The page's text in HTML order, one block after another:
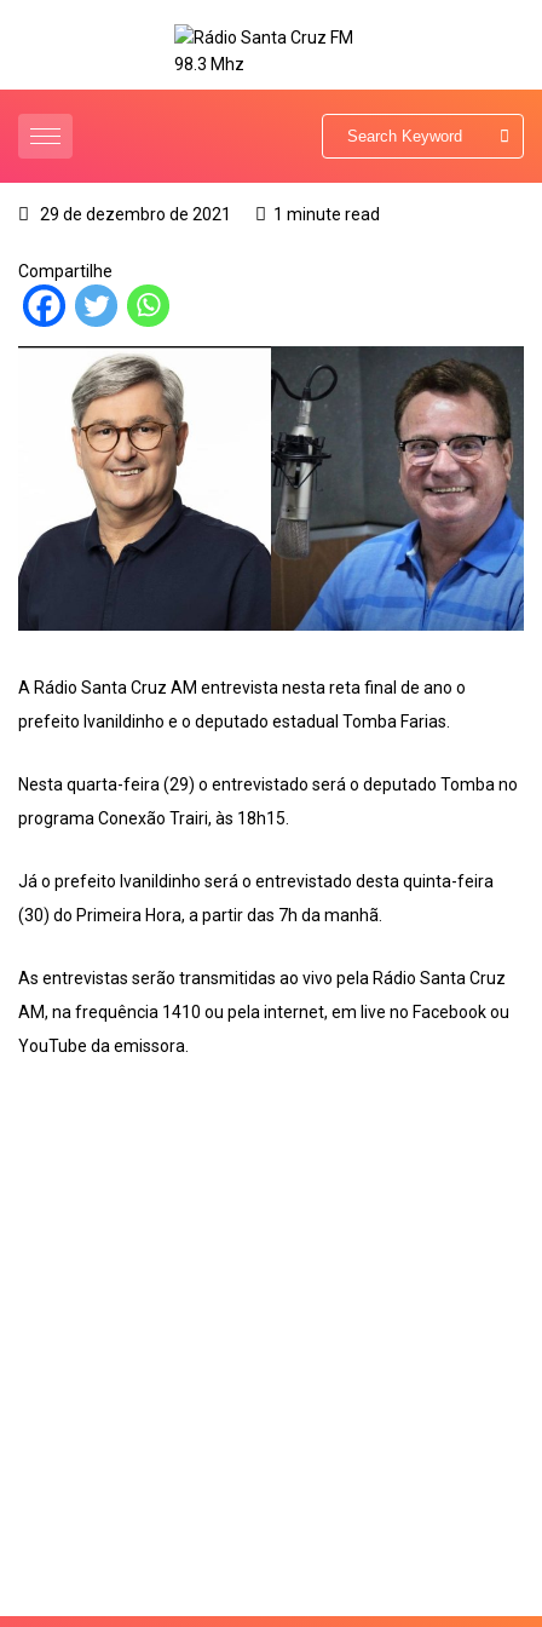
29 de dezembro de 2021 1 minute read
Compartilhe
A Rádio Santa Cruz AM entrevista nesta reta final de ano o
prefeito Ivanildinho e o deputado estadual Tomba Farias.
Nesta quarta-feira (29) o entrevistado será o deputado Tomba no
programa Conexão Trairi, às 18h15.
Já o prefeito Ivanildinho será o entrevistado desta quinta-feira
(30) do Primeira Hora, a partir das 7h da manhã.
As entrevistas serão transmitidas ao vivo pela Rádio Santa Cruz
AM, na frequência 1410 ou pela internet, em live no Facebook ou
YouTube da emissora.